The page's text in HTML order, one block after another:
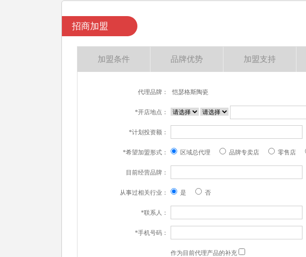
招商加盟
加盟条件 品牌优势 加盟支持
代理品牌： 恺瑟格斯陶瓷
*开店地点：
*计划投资额：
*希望加盟形式： 区域总代理 品牌专卖店 零售店
目前经营品牌：
从事过相关行业： 是 否
*联系人：
*手机号码：
作为目前代理产品的补充